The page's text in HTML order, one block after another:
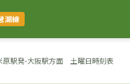
湖線
原駅発-大阪駅方面 土曜日時刻表